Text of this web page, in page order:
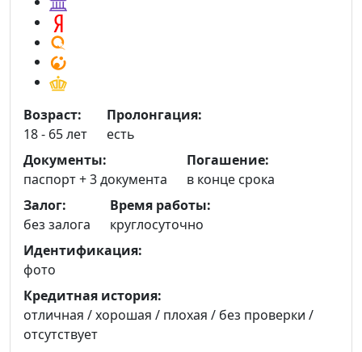
Возраст:
18 - 65 лет
Пролонгация:
есть
Документы:
паспорт +3 документа
Погашение:
в конце срока
Залог:
без залога
Время работы:
круглосуточно
Идентификация:
фото
Кредитная история:
отличная / хорошая / плохая / без проверки /
отсутствует